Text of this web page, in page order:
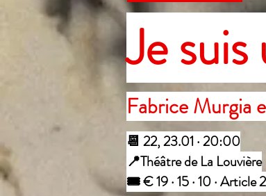
Je
Fabrice Murgia
📆 22, 23.01 · 20:00
📍Théâtre de La Louvière
🎟️ € 19 · 15 · 10 · Article